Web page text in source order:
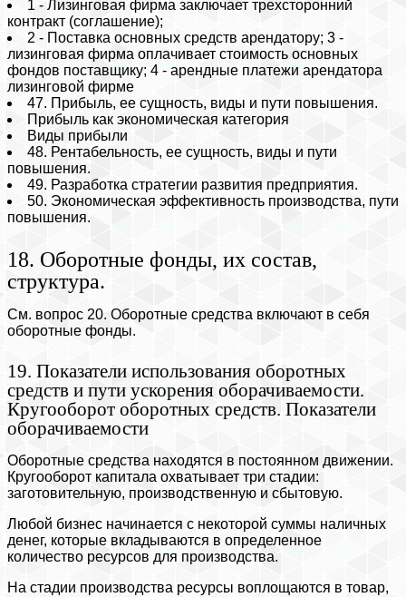
1 - Лизинговая фирма заключает трехсторонний
контракт (соглашение);
2 - Поставка основных средств арендатору; 3 -
лизинговая фирма оплачивает стоимость основных
фондов поставщику; 4 - арендные платежи арендатора
лизинговой фирме
47. Прибыль, ее сущность, виды и пути повышения.
Прибыль как экономическая категория
Виды прибыли
48. Рентабельность, ее сущность, виды и пути
повышения.
49. Разработка стратегии развития предприятия.
50. Экономическая эффективность производства, пути
повышения.
18. Оборотные фонды, их состав,
структура.
См. вопрос 20. Оборотные средства включают в себя
оборотные фонды.
19. Показатели использования оборотных
средств и пути ускорения оборачиваемости.
Кругооборот оборотных средств. Показатели
оборачиваемости
Оборотные средства находятся в постоянном движении.
Кругооборот капитала охватывает три стадии:
заготовительную, производственную и сбытовую.
Любой бизнес начинается с некоторой суммы наличных
денег, которые вкладываются в определенное
количество ресурсов для производства.
На стадии производства ресурсы воплощаются в товар,